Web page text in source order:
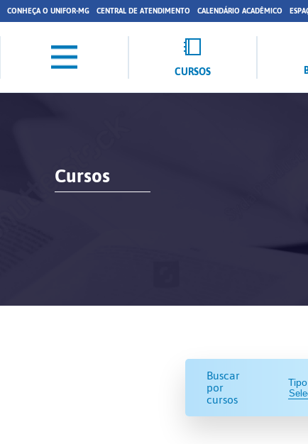
CONHEÇA O UNIFOR-MG CENTRAL DE ATENDIMENTO CALENDÁRIO ACADÊMICO
CURSOS
Cursos
Buscar
por
cursos
Tipo